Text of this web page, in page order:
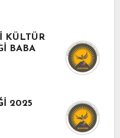
KÜLTÜR
BABA
2025